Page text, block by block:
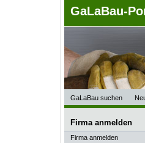
GaLaBau-
GaLaBau suchen
Firma anmelden
Firma anmelden